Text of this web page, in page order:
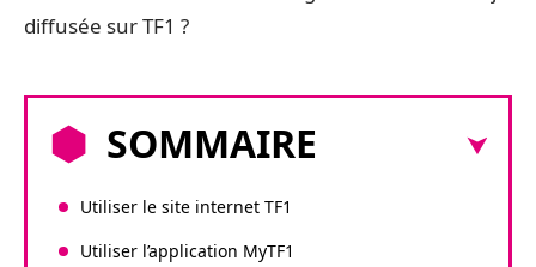
diffusée sur TF1 ?
SOMMAIRE
Utiliser le site internet TF1
Utiliser l’application MyTF1